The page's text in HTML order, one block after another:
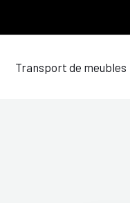
Transport de meubles